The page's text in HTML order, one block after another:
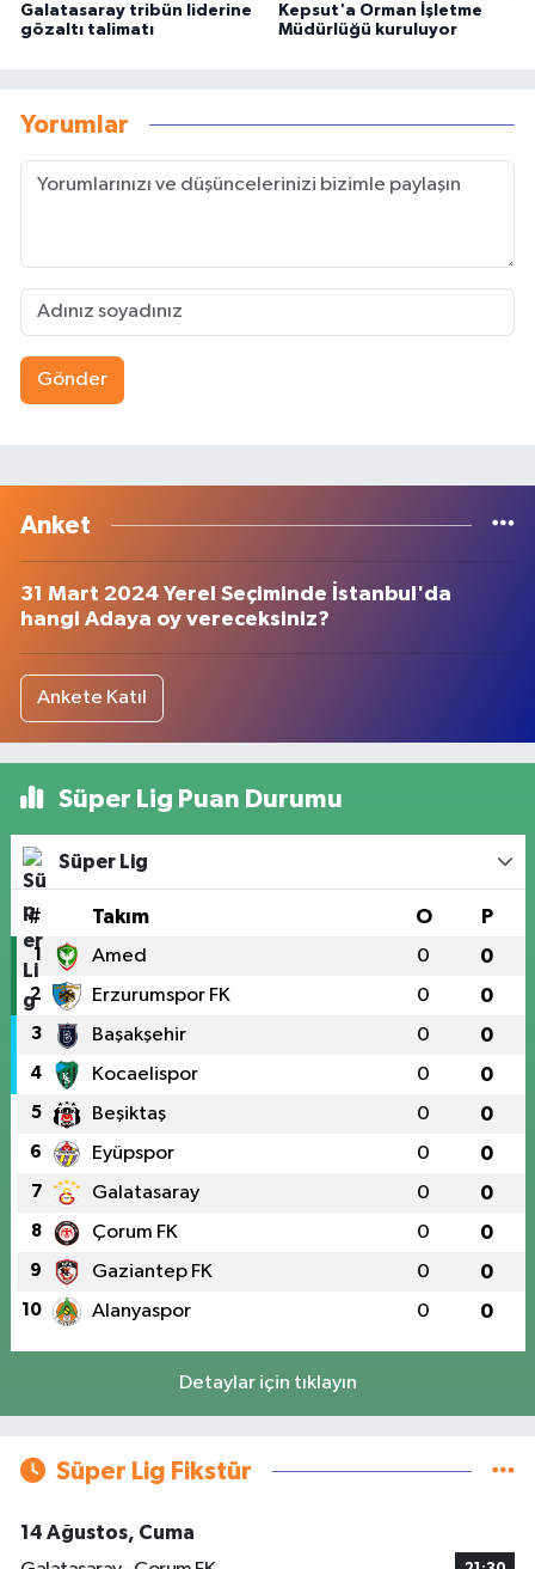
Galatasaray tribün liderine
gözaltı talimatı
Kepsut'a Orman İşletme
Müdürlüğü kuruluyor
Yorumlar
Gönder
Anket
31 Mart 2024 Yerel Seçiminde İstanbul'da
hangi Adaya oy vereceksiniz?
Ankete Katıl
Süper Lig Puan Durumu
Süper Lig
# Takım O P
1 Amed 0 0
2 Erzurumspor FK 0 0
3 Başakşehir 0 0
4 Kocaelispor 0 0
5 Beşiktaş 0 0
6 Eyüpspor 0 0
7 Galatasaray 0 0
8 Çorum FK 0 0
9 Gaziantep FK 0 0
10 Alanyaspor 0 0
Detaylar için tıklayın
Süper Lig Fikstür
14 Ağustos, Cuma